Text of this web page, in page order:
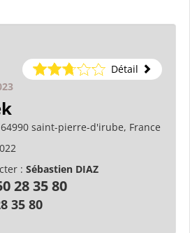
Détail
saint-pierre-d'irube, France
: Sébastien DIAZ
28 35 80
35 80